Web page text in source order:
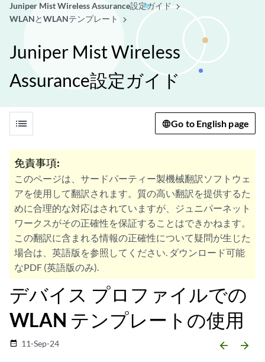
Juniper Mist Wireless Assurance設定ガイド
WLANとWLANテンプレート
Juniper Mist Wireless
Assurance設定ガイド
list Go to English page
免責事項:
このページは、サードパーティー製機械翻訳ソフトウェ
アを使用して翻訳されます。質の高い翻訳を提供するた
めに合理的な対応はされていますが、ジュニパーネット
ワークスがその正確性を保証することはできかねます。
この翻訳に含まれる情報の正確性について疑問が生じた
場合は、英語版を参照してください. ダウンロード可能
なPDF (英語版のみ).
デバイス プロファイルでの
WLAN テンプレートの使用
date_range 11-Sep-24 arrow_backward arrow_forward